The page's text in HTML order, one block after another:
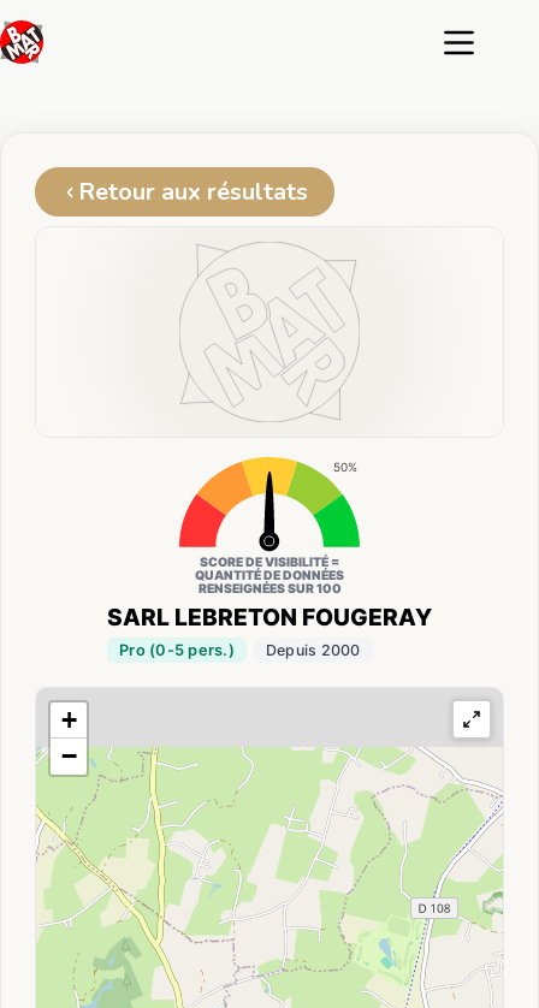
au
contenu
Retour aux résultats
SARL LEBRETON FOUGERAY
Pro (0-5 pers.) Depuis 2000
50%
SCORE DE VISIBILITÉ =
QUANTITÉ DE DONNÉES
RENSEIGNÉES SUR 100
+
−